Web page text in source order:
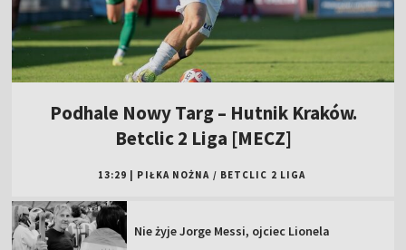
Podhale Nowy Targ – Hutnik Kraków.
Betclic 2 Liga [MECZ]
13:29 PIŁKA NOŻNA / BETCLIC 2 LIGA
Nie żyje Jorge Messi, ojciec Lionela